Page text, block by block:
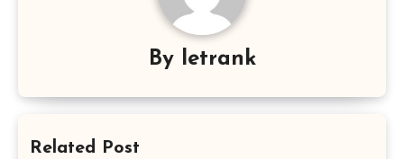
By letrank
Related Post